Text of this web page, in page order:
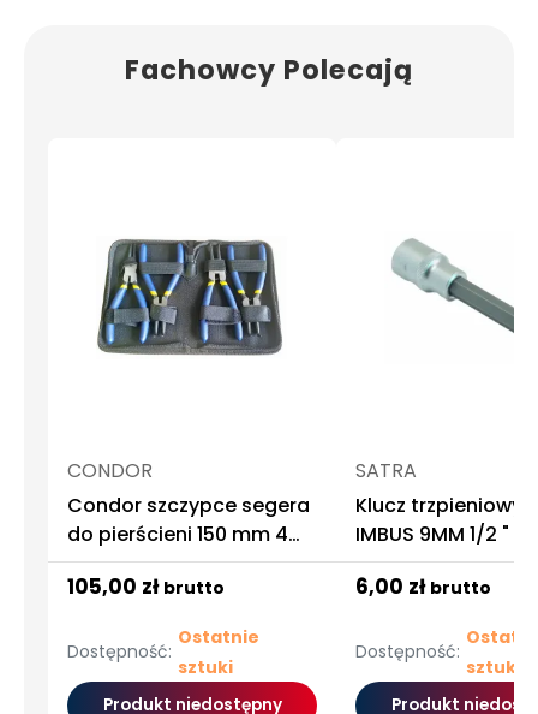
Fachowcy Polecają
CONDOR
Condor szczypce segera
do pierścieni 150 mm 4
szt
105,00 zł brutto
Dostępność:
Ostatnie
sztuki
Produkt niedostępny
SATRA
Klucz trzpieniowy
IMBUS 9MM 1/2 "
hamulców VW T5
6,00 zł brutto
Dostępność:
sztuki
Produkt